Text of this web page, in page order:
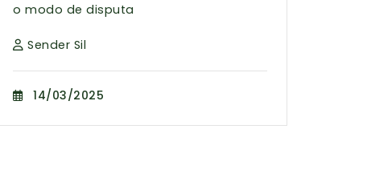
o modo de disputa
Sender Sil
14/03/2025